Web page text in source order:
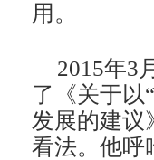
用。
2015年3
了《关于以
发展的建议
看法。他呼